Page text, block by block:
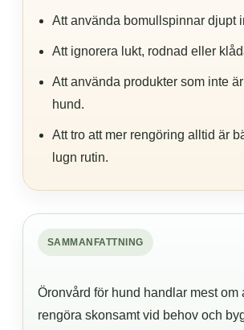
Att använda bomullspinnar djupt
Att ignorera lukt, rodnad eller
Att använda produkter som inte
hund.
Att tro att mer rengöring alltid är
lugn rutin.
SAMMANFATTNING
Öronvård för hund handlar mest om
rengöra skonsamt vid behov och